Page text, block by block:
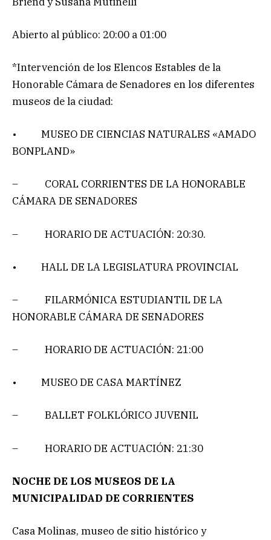
Abierto al público: 20:00 a 01:00
*Intervención de los Elencos Estables de la
Honorable Cámara de Senadores en los diferentes
museos de la ciudad:
• MUSEO DE CIENCIAS NATURALES «AMADO
BONPLAND»
– CORAL CORRIENTES DE LA HONORABLE
CÁMARA DE SENADORES
– HORARIO DE ACTUACIÓN: 20:30.
• HALL DE LA LEGISLATURA PROVINCIAL
– FILARMÓNICA ESTUDIANTIL DE LA
HONORABLE CÁMARA DE SENADORES
– HORARIO DE ACTUACIÓN: 21:00
• MUSEO DE CASA MARTÍNEZ
– BALLET FOLKLÓRICO JUVENIL
– HORARIO DE ACTUACIÓN: 21:30
NOCHE DE LOS MUSEOS DE LA
MUNICIPALIDAD DE CORRIENTES
Casa Molinas, museo de sitio histórico y